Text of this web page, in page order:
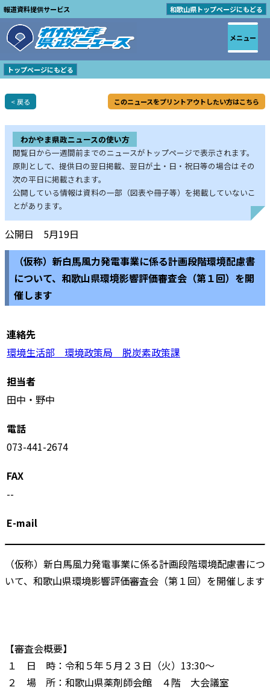
報道資料提供サービス 和歌山県トップページにもどる
トップページにもどる
< 戻る このニュースをプリントアウトしたい方はこちら
わかやま県政ニュースの使い方
閲覧日から一週間前までのニュースがトップページで表示されます。
原則として、提供日の翌日掲載、翌日が土・日・祝日等の場合はその
次の平日に掲載されます。
公開している情報は資料の一部（図表や冊子等）を掲載していないこ
とがあります。
公開日 5月19日
（仮称）新白馬風力発電事業に係る計画段階環境配慮書
について、和歌山県環境影響評価審査会（第１回）を開
催します
連絡先
環境生活部 環境政策局 脱炭素政策課
担当者
田中・野中
電話
073-441-2674
FAX
--
E-mail
（仮称）新白馬風力発電事業に係る計画段階環境配慮書につ
いて、和歌山県環境影響評価審査会（第１回）を開催します
【審査会概要】
１ 日 時：令和５年５月２３日（火）13:30～
２ 場 所：和歌山県薬剤師会館 ４階 大会議室
メニュー